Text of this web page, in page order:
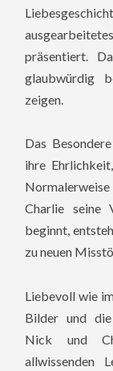
präsentiert.
glaubwürdig
zeigen.
Das
ihre
Charlie seine
beginnt,
zu neuen
Liebevoll wie
Bilder und die
Nick und
allwissenden